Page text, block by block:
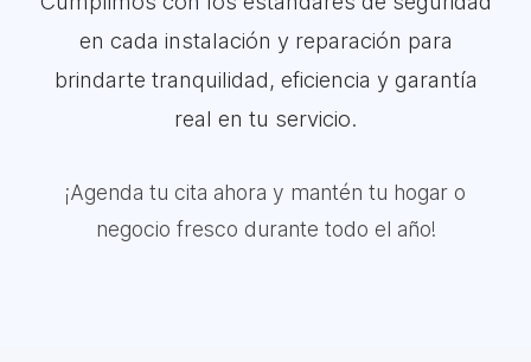
en cada instalación y reparación para
brindarte tranquilidad, eficiencia y garantía
real en tu servicio.
¡Agenda tu cita ahora y mantén tu hogar o
negocio fresco durante todo el año!